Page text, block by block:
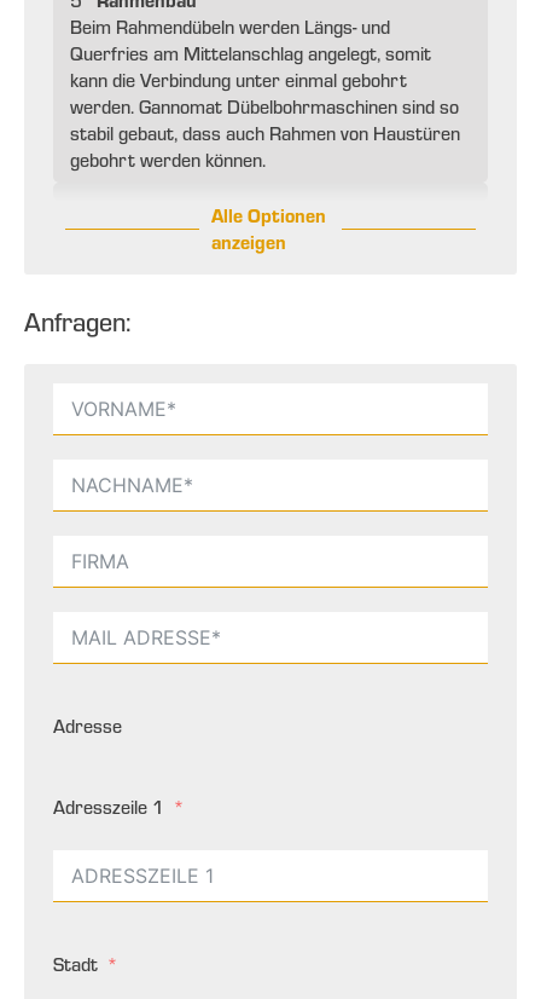
Beim Rahmendübeln werden Längs- und
Querfries am Mittelanschlag angelegt, somit
kann die Verbindung unter einmal gebohrt
werden. Gannomat Dübelbohrmaschinen sind so
stabil gebaut, dass auch Rahmen von Haustüren
gebohrt werden können.
Alle Optionen
anzeigen
Anfragen:
Adresse
Adresszeile 1
Stadt